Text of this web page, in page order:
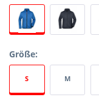
Größe:
S M